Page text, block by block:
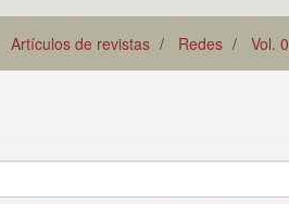
Artículos de revistas Redes Vol.